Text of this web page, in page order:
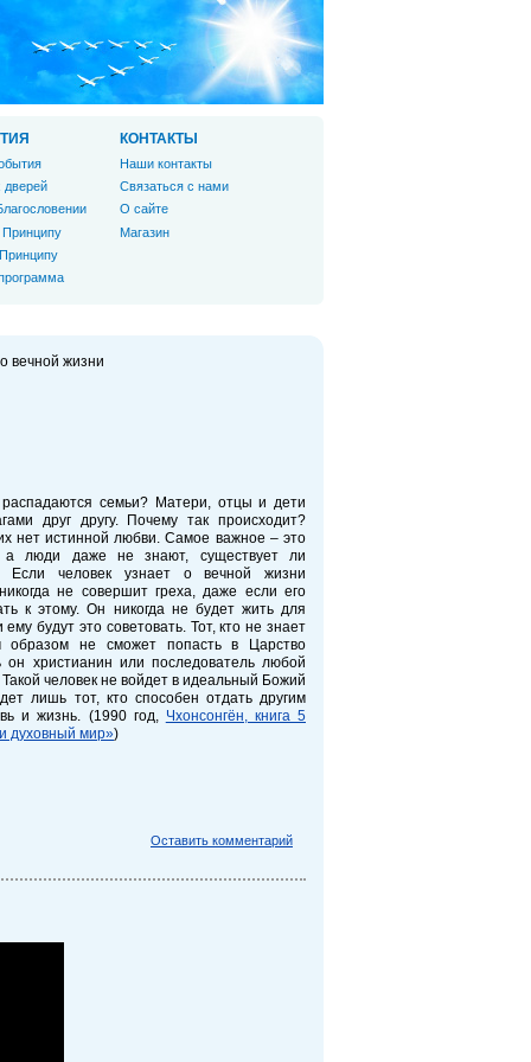
вечной жизни
семьи? Матери, отцы и дети
друг другу. Почему так происходит?
нет истинной любви. Самое важное – это
а люди даже не знают, существует ли
Если человек узнает о вечной жизни
не совершит греха, даже если его
к этому. Он никогда не будет жить для
будут это советовать. Тот, кто не знает
образом не сможет попасть в Царство
он христианин или последователь любой
Такой человек не войдет в идеальный Божий
лишь тот, кто способен отдать другим
и жизнь. (1990 год, Чхонсонгён, книга 5
духовный мир»)
Оставить комментарий
дверей
КОНТАКТЫ
Наши контакты
Связаться с нами
О сайте
Магазин